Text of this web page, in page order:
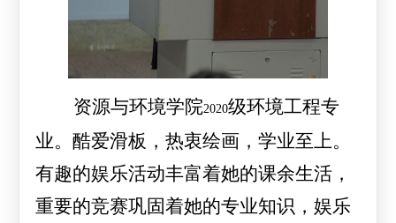
资源与环境学院2020级环境工程专
业。酷爱滑板，热衷绘画，学业至上。
有趣的娱乐活动丰富着她的课余生活，
重要的竞赛巩固着她的专业知识，娱乐